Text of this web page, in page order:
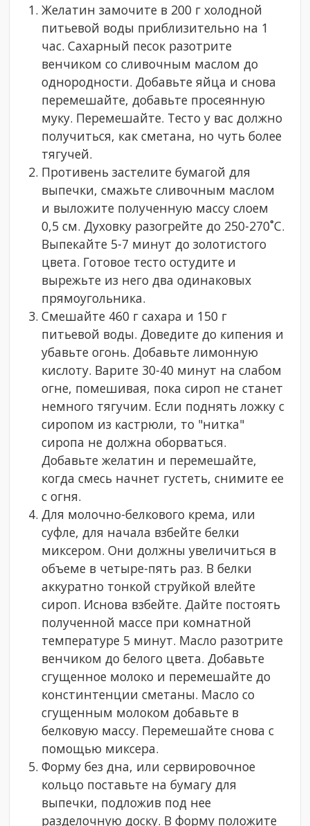
Желатин замочите в 200 г холодной
питьевой воды приблизительно на 1
час. Сахарный песок разотрите
венчиком со сливочным маслом до
однородности. Добавьте яйца и снова
перемешайте, добавьте просеянную
муку. Перемешайте. Тесто у вас должно
получиться, как сметана, но чуть более
тягучей.
Противень застелите бумагой для
выпечки, смажьте сливочным маслом
и выложите полученную массу слоем
0,5 см. Духовку разогрейте до 250-270˚С.
Выпекайте 5-7 минут до золотистого
цвета. Готовое тесто остудите и
вырежьте из него два одинаковых
прямоугольника.
Смешайте 460 г сахара и 150 г
питьевой воды. Доведите до кипения и
убавьте огонь. Добавьте лимонную
кислоту. Варите 30-40 минут на слабом
огне, помешивая, пока сироп не станет
немного тягучим. Если поднять ложку с
сиропом из кастрюли, то "нитка"
сиропа не должна оборваться.
Добавьте желатин и перемешайте,
когда смесь начнет густеть, снимите ее
с огня.
Для молочно-белкового крема, или
суфле, для начала взбейте белки
миксером. Они должны увеличиться в
объеме в четыре-пять раз. В белки
аккуратно тонкой струйкой влейте
сироп. Иснова взбейте. Дайте постоять
полученной массе при комнатной
температуре 5 минут. Масло разотрите
венчиком до белого цвета. Добавьте
сгущенное молоко и перемешайте до
констинтенции сметаны. Масло со
сгущенным молоком добавьте в
белковую массу. Перемешайте снова с
помощью миксера.
Форму без дна, или сервировочное
кольцо поставьте на бумагу для
выпечки, подложив под нее
разделочную доску. В форму положите